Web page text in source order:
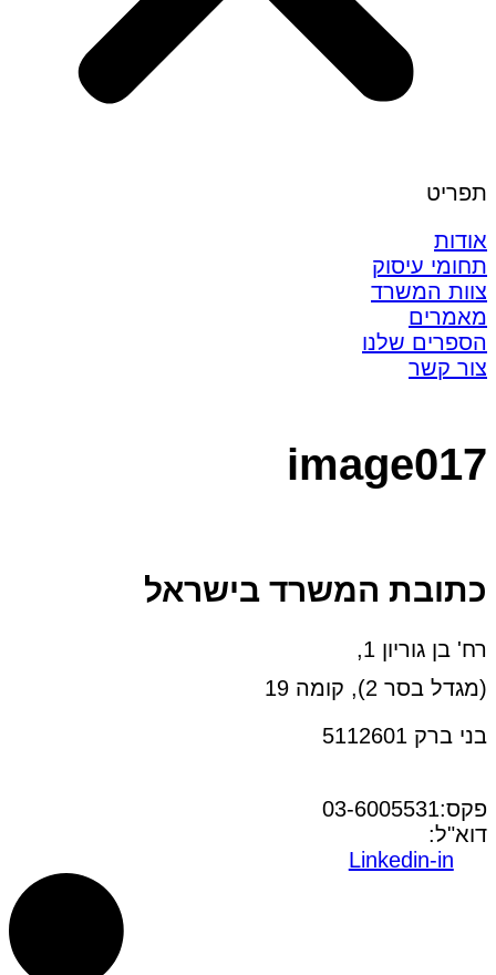
תפריט
אודות
תחומי עיסוק
צוות המשרד
מאמרים
הספרים שלנו
צור קשר
image017
כתובת המשרד בישראל
רח' בן גוריון 1,
(מגדל בסר 2), קומה 19
בני ברק 5112601
פקס:03-6005531
דוא"ל:
Linkedin-in